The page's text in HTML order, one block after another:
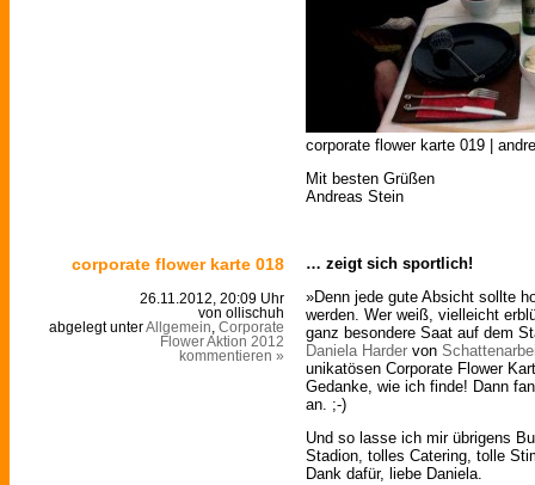
corporate flower karte 019 |
Mit besten Grüßen
Andreas Stein
corporate flower karte 018
26.11.2012, 20:09 Uhr
von ollischuh
abgelegt unterAllgemein Corporate
Flower Aktion 2012
kommentieren »
… zeigt sich sportlich!
»Denn jede gute Absicht sollte
werden. Wer weiß, vielleicht
ganz besondere Saat auf dem
Daniela Harder von
unikatösen Corporate Flower
Gedanke, wie ich finde! Dann
an. ;-)
Und so lasse ich mir übrigens
Stadion, tolles Catering, tolle
Dank dafür, liebe Daniela.